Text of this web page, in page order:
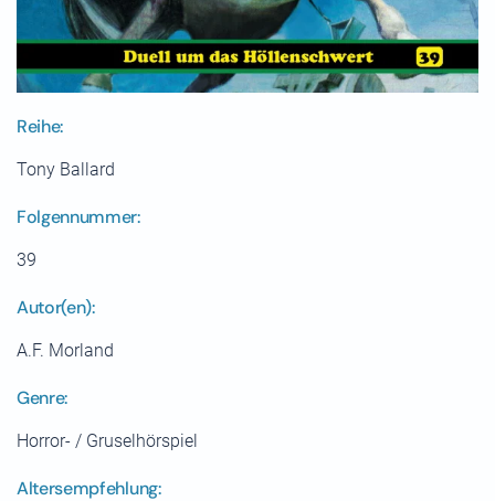
Reihe:
Tony Ballard
Folgennummer:
39
Autor(en):
A.F. Morland
Genre:
Horror- / Gruselhörspiel
Altersempfehlung: